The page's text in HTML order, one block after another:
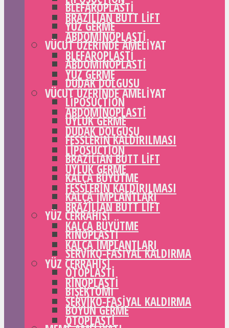
BLEFAROPLASTI
YÜZ GERME
VÜCUT ÜZERINDE AMELIYAT
ABDOMINOPLASTI
DUDAK DOLGUSU
LIPOSUCTION
UYLUK GERME
FESSLERIN KALDIRILMASI
BRAZILIAN BUTT LIFT
KALÇA BÜYÜTME
KALÇA IMPLANTLARI
YÜZ CERRAHISI
RINOPLASTI
SERVIKO-FASIYAL KALDIRMA
OTOPLASTI
BIŞEKTOMI
BOYUN GERME
BRAZILIAN BUTT LIFT
ABDOMINOPLASTI
BLEFAROPLASTI
YÜZ GERME
VÜCUT ÜZERINDE AMELIYAT
ABDOMINOPLASTI
DUDAK DOLGUSU
LIPOSUCTION
UYLUK GERME
FESSLERIN KALDIRILMASI
BRAZILIAN BUTT LIFT
KALÇA BÜYÜTME
KALÇA IMPLANTLARI
YÜZ CERRAHISI
RINOPLASTI
SERVIKO-FASIYAL KALDIRMA
OTOPLASTI